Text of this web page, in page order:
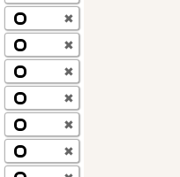
✖
✖
✖
✖
✖
✖